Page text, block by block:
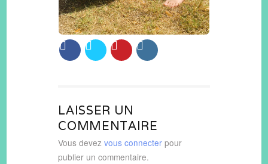
LAISSER UN
COMMENTAIRE
Vous devezvous connecter pour
publier un commentaire.